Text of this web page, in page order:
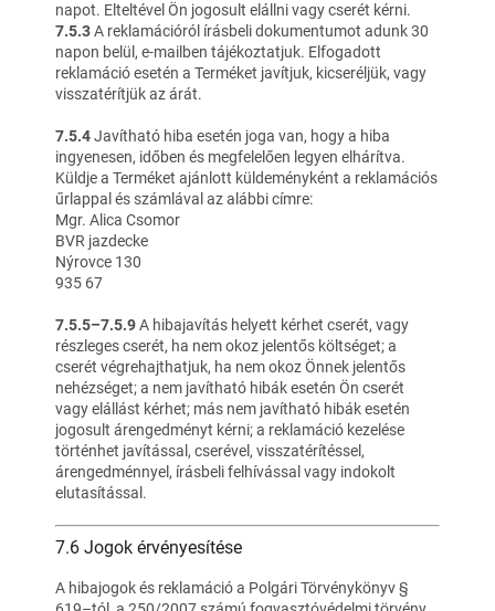
napot. Elteltével Ön jogosult elállni vagy cserét kérni.
7.5.3A reklamációról írásbeli dokumentumot adunk 30
napon belül, e-mailben tájékoztatjuk. Elfogadott
reklamáció esetén a Terméket javítjuk, kicseréljük, vagy
visszatérítjük az árát.
7.5.4Javítható hiba esetén joga van, hogy a hiba
ingyenesen, időben és megfelelően legyen elhárítva.
Küldje a Terméket ajánlott küldeményként a reklamációs
űrlappal és számlával az alábbi címre:
Mgr. Alica Csomor
BVR jazdecke
Nýrovce 130
935 67
7.5.5–7.5.9A hibajavítás helyett kérhet cserét, vagy
részleges cserét, ha nem okoz jelentős költséget; a
cserét végrehajthatjuk, ha nem okoz Önnek jelentős
nehézséget; a nem javítható hibák esetén Ön cserét
vagy elállást kérhet; más nem javítható hibák esetén
jogosult árengedményt kérni; a reklamáció kezelése
történhet javítással, cserével, visszatérítéssel,
árengedménnyel, írásbeli felhívással vagy indokolt
elutasítással.
7.6 Jogok érvényesítése
A hibajogok és reklamáció a Polgári Törvénykönyv §